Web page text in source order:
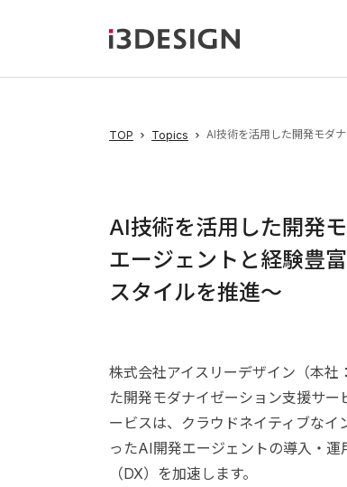
TOP Topics AI技術を活用した開発モダ
AI技術を活用した開発
エージェントと経験豊
スタイルを推進〜
株式会社アイスリーデザイン（本
た開発モダナイゼーション支援サ
ービスは、クラウドネイティブな
ったAI開発エージェントの導入・
（DX）を加速します。